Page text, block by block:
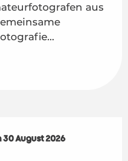
aus
30 August 2026
30 August 2026